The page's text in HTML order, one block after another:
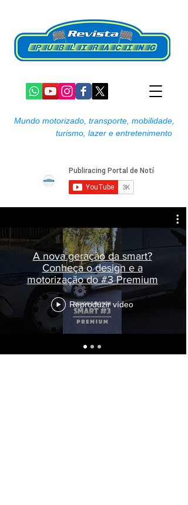
Mundo motorizado, transporte, mobilidade,
turismo, lazer e entretenimento
A nova geração da smart?
Conheça o design e a
motorização do #3 Premium
Reproduzir vídeo